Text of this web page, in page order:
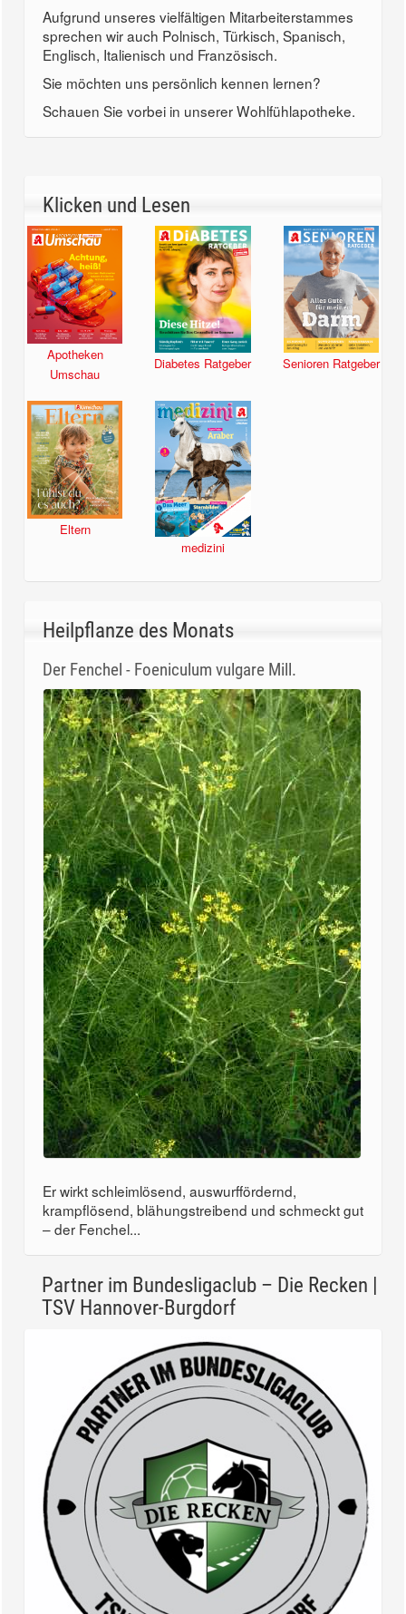
Aufgrund unseres vielfältigen Mitarbeiterstammes
sprechen wir auch Polnisch, Türkisch, Spanisch,
Englisch, Italienisch und Französisch.
Sie möchten uns persönlich kennen lernen?
Schauen Sie vorbei in unserer Wohlfühlapotheke.
Klicken und Lesen
Apotheken
Umschau
Diabetes Ratgeber Senioren Ratgeber
Eltern
medizini
Heilpflanze des Monats
Der Fenchel - Foeniculum vulgare Mill.
Er wirkt schleimlösend, auswurffördernd,
krampflösend, blähungstreibend und schmeckt gut
– der Fenchel...
Partner im Bundesligaclub – Die Recken |
TSV Hannover-Burgdorf